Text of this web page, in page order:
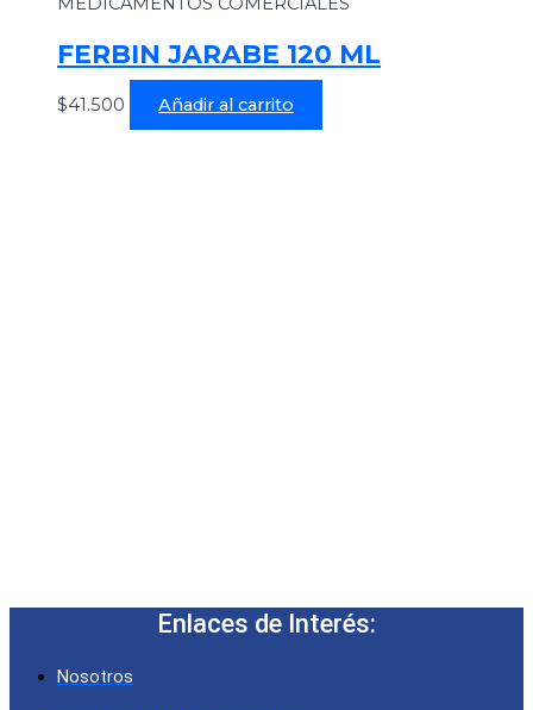
FERBIN JARABE 120 ML
$41.500 Añadir al carrito
Enlaces de Interés:
Nosotros